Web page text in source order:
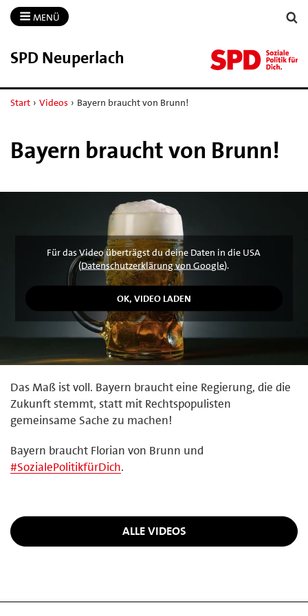
MENÜ
SPD Neuperlach
Start › Videos › Bayern braucht von Brunn!
Bayern braucht von Brunn!
Für das Video überträgst du deine Daten in die USA
(Datenschutzerklärung von Google).
Das Maß ist voll. Bayern braucht eine Regierung, die die
Zukunft stemmt, statt mit Rechtspopulisten
gemeinsame Sache zu machen!
Bayern braucht Florian von Brunn und
#SozialePolitikfürDich.
ALLE VIDEOS